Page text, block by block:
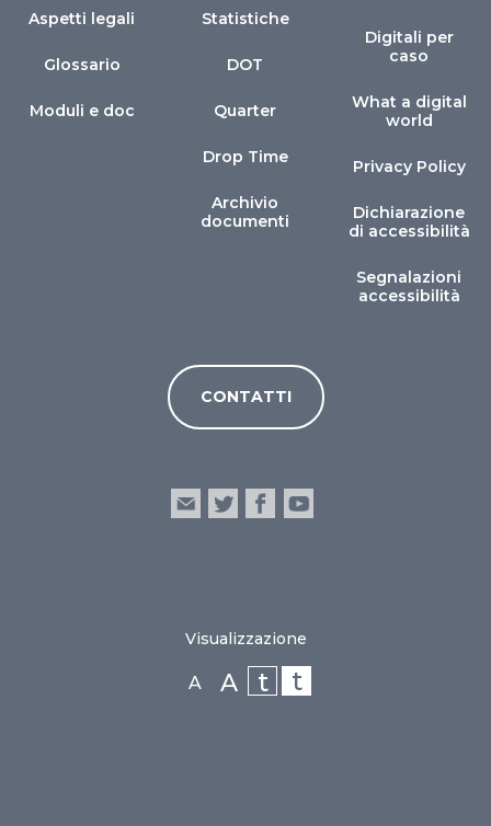
Aspetti legali
Glossario
Moduli e doc
Statistiche
DOT
Quarter
Drop Time
Archivio
documenti
Digitali per
caso
What a digital
world
Privacy Policy
Dichiarazione
di accessibilità
Segnalazioni
accessibilità
CONTATTI
Visualizzazione
A A t t